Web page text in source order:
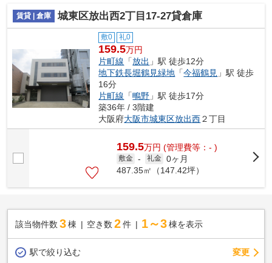
賃貸 | 倉庫 城東区放出西2丁目17-27貸倉庫
敷0 礼0
159.5万円
片町線 「放出 」駅 徒歩12分
地下鉄長堀鶴見緑地 「今福鶴見 」駅 徒歩
16分
片町線 「鴫野 」駅 徒歩17分
築36年 / 3階建
大阪府大阪市城東区放出西２丁目
159.5万円 (管理費等：- )
敷金 - 礼金 0ヶ月
487.35㎡（147.42坪）
該当物件数 3棟 空き数 2 件 1～3 棟を表示
駅で絞り込む 変更